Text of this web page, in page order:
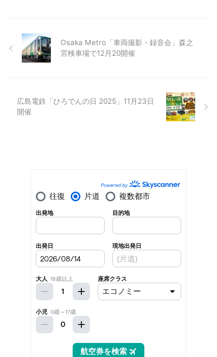
Osaka Metro「車両撮影・録音会」森之
宮検車場で12月20開催
広島電鉄「ひろでんの日 2025」11月23日
開催